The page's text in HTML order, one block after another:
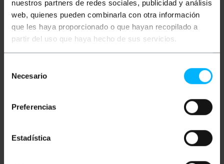
nuestros partners de redes sociales, publicidad y análisis
web, quienes pueden combinarla con otra información
que les haya proporcionado o que hayan recopilado a
partir del uso que haya hecho de sus servicios.
Necesario
Preferencias
Estadística
Mais informações
Cabo DisplayPort (DP) para DVI-D que possui um
resolução máxima suportada por este cabo é de
1920x1080. Seção de cabo 26 AWG e 6 mm.